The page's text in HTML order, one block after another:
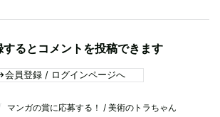
するとコメントを投稿できます
会員登録 / ログインページへ
マンガの賞に応募する！ / 美術のトラちゃん